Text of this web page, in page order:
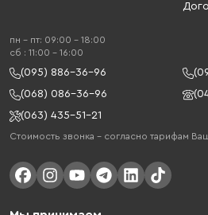
пн - пт: 09:00 - 18:00
cб : 11:00 - 16:00
(095) 886-36-96
(068) 086-36-96
(063) 435-51-21
Стоимость звонка – согласно тарифам